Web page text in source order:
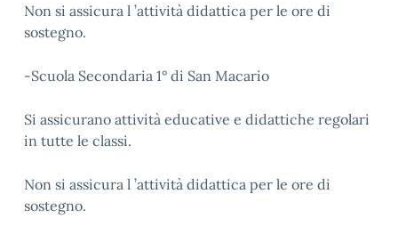
Non si assicura l ’attività didattica per le ore di
sostegno.
-Scuola Secondaria 1° di San Macario
Si assicurano attività educative e didattiche regolari
in tutte le classi.
Non si assicura l ’attività didattica per le ore di
sostegno.